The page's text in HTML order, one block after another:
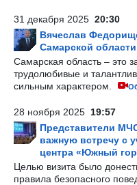
31 декабря 2025 20:30
Вячеслав
Самарской
Самарская область – это
трудолюбивые и
сильным характером.
28 ноября 2025 19:57
Представители
важную встречу с
центра «Южный
Целью визита было
правила безопасного